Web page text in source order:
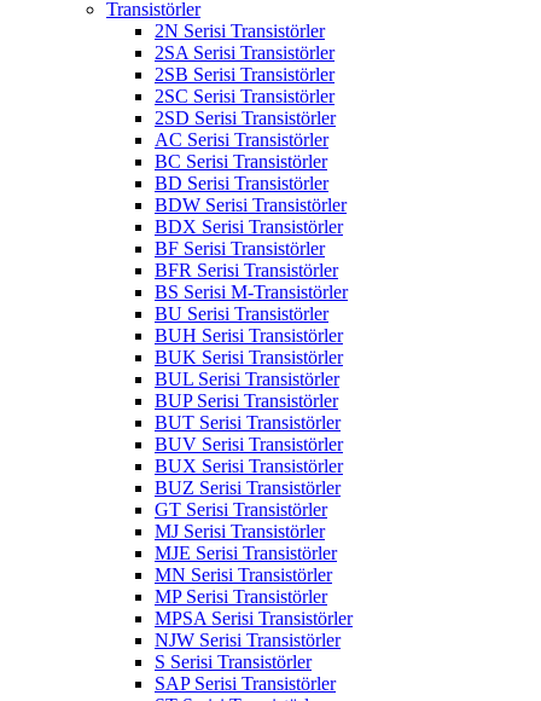
Transistörler
2N Serisi Transistörler
2SA Serisi Transistörler
2SB Serisi Transistörler
2SC Serisi Transistörler
2SD Serisi Transistörler
AC Serisi Transistörler
BC Serisi Transistörler
BD Serisi Transistörler
BDW Serisi Transistörler
BDX Serisi Transistörler
BF Serisi Transistörler
BFR Serisi Transistörler
BS Serisi M-Transistörler
BU Serisi Transistörler
BUH Serisi Transistörler
BUK Serisi Transistörler
BUL Serisi Transistörler
BUP Serisi Transistörler
BUT Serisi Transistörler
BUV Serisi Transistörler
BUX Serisi Transistörler
BUZ Serisi Transistörler
GT Serisi Transistörler
MJ Serisi Transistörler
MJE Serisi Transistörler
MN Serisi Transistörler
MP Serisi Transistörler
MPSA Serisi Transistörler
NJW Serisi Transistörler
S Serisi Transistörler
SAP Serisi Transistörler